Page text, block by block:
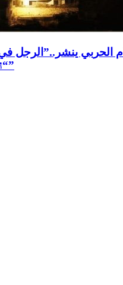
الحربي ينشر..”الرجل
“האדם שבטנק ינצח”